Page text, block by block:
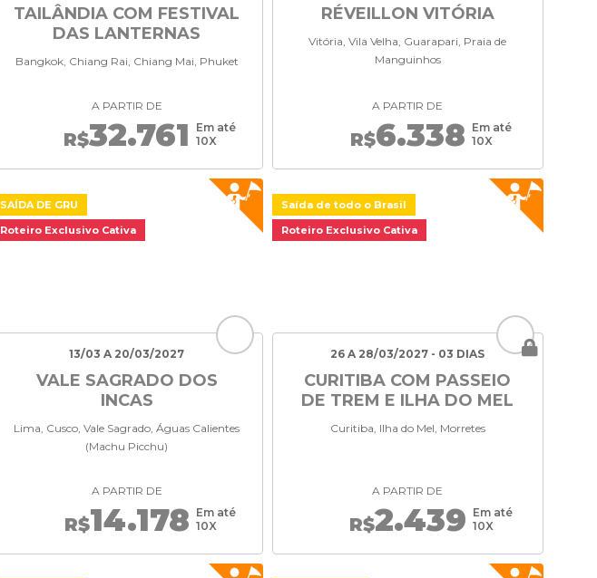
TAILÂNDIA COM FESTIVAL
DAS LANTERNAS
Bangkok, Chiang Rai, Chiang Mai, Phuket
A PARTIR DE
R$32.761
Em até
10X
RÉVEILLON VITÓRIA
Vitória, Vila Velha, Guarapari, Praia de
Manguinhos
A PARTIR DE
R$6.338 Em até
10X
SAÍDA DE GRU
Roteiro Exclusivo Cativa
13/03 A 20/03/2027
VALE SAGRADO DOS
INCAS
Lima, Cusco, Vale Sagrado, Águas Calientes
(Machu Picchu)
A PARTIR DE
R$14.178 Em até
10X
Saída de todo o Brasil
Roteiro Exclusivo Cativa
26 A 28/03/2027 - 03 DIAS
CURITIBA COM PASSEIO
DE TREM E ILHA DO MEL
Curitiba, Ilha do Mel, Morretes
A PARTIR DE
R$2.439 Em até
10X